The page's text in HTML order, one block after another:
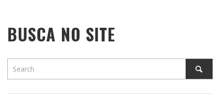
BUSCA NO SITE